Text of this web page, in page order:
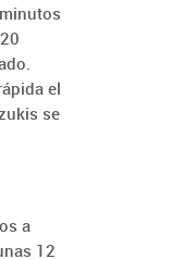
el
se
a
12